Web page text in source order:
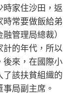
時家住沙田，返
時常要做飯給弟
管理局總裁）
計的年代，所以
後來，在國際小
了該扶貧組織的
局副主席。